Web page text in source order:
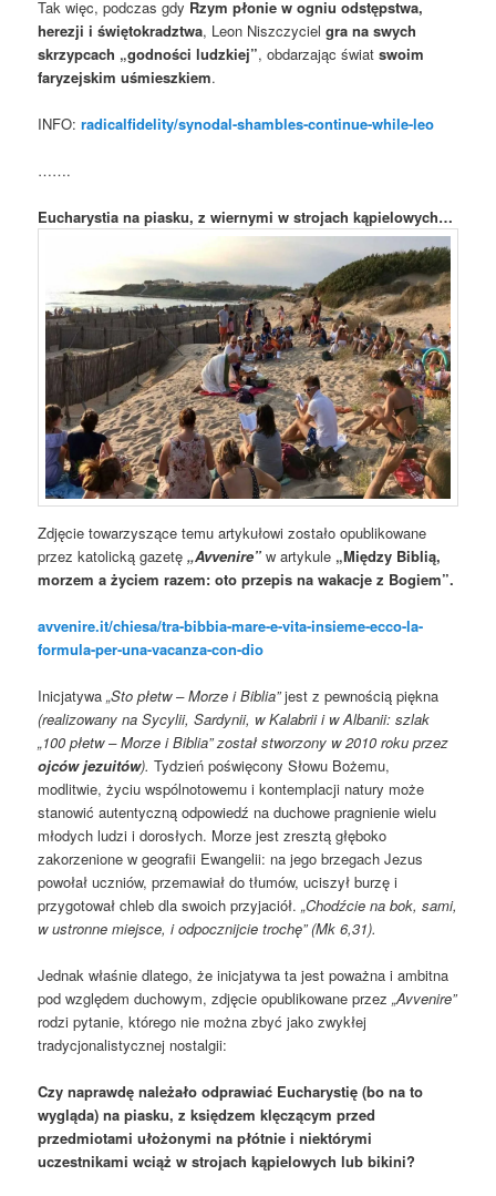
Tak więc, podczas gdy Rzym płonie w ogniu odstępstwa,
herezji i świętokradztwa, Leon Niszczycielgra na swych
skrzypcach „godności ludzkiej”, obdarzając światswoim
faryzejskim uśmieszkiem.
INFO:radicalfidelity/synodal-shambles-continue-while-leo
…….
Eucharystia na piasku, z wiernymi w strojach kąpielowych…
Zdjęcie towarzyszące temu artykułowi zostało opublikowane
przez katolicką gazetę„Avvenire” w artykule „Między Biblią,
morzem a życiem razem: oto przepis na wakacje z Bogiem”.
avvenire.it/chiesa/tra-bibbia-mare-e-vita-insieme-ecco-la-
formula-per-una-vacanza-con-dio
Inicjatywa„Sto płetw – Morze i Biblia”jest z pewnością piękna
(realizowany na Sycylii, Sardynii, w Kalabrii i w Albanii: szlak
„100 płetw – Morze i Biblia” został stworzony w 2010 roku przez
ojców jezuitów). Tydzień poświęcony Słowu Bożemu,
modlitwie, życiu wspólnotowemu i kontemplacji natury może
stanowić autentyczną odpowiedź na duchowe pragnienie wielu
młodych ludzi i dorosłych. Morze jest zresztą głęboko
zakorzenione w geografii Ewangelii: na jego brzegach Jezus
powołał uczniów, przemawiał do tłumów, uciszył burzę i
przygotował chleb dla swoich przyjaciół.„Chodźcie na bok, sami,
w ustronne miejsce, i odpocznijcie trochę” (Mk 6,31).
Jednak właśnie dlatego, że inicjatywa ta jest poważna i ambitna
pod względem duchowym, zdjęcie opublikowane przez„Avvenire”
rodzi pytanie, którego nie można zbyć jako zwykłej
tradycjonalistycznej nostalgii:
Czy naprawdę należało odprawiać Eucharystię (bo na to
wygląda) na piasku, z księdzem klęczącym przed
przedmiotami ułożonymi na płótnie i niektórymi
uczestnikami wciąż w strojach kąpielowych lub bikini?